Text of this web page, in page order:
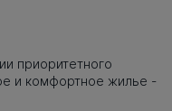
приоритетного
и комфортное жилье -